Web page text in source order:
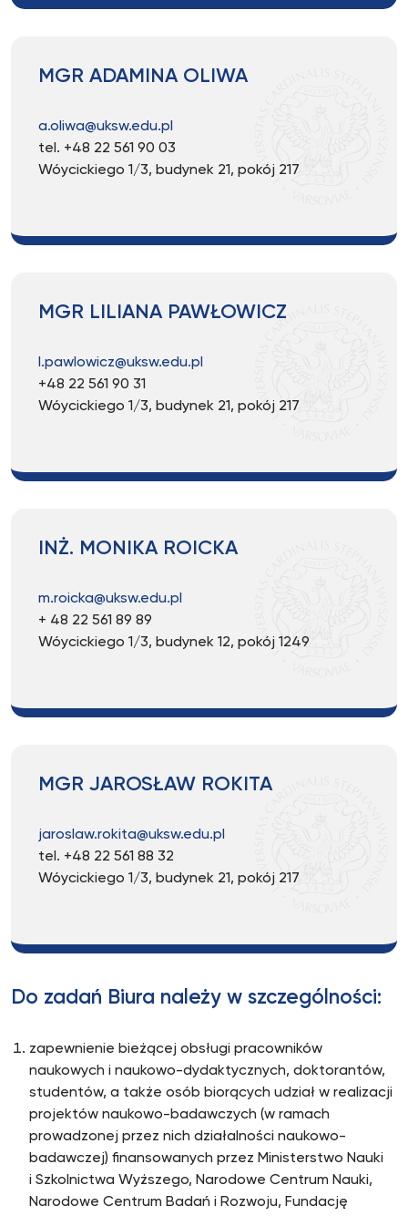
MGR ADAMINA OLIWA
a.oliwa@uksw.edu.pl
tel. +48 22 561 90 03
Wóycickiego 1/3, budynek 21, pokój 217
MGR LILIANA PAWŁOWICZ
l.pawlowicz@uksw.edu.pl
+48 22 561 90 31
Wóycickiego 1/3, budynek 21, pokój 217
INŻ. MONIKA ROICKA
m.roicka@uksw.edu.pl
+ 48 22 561 89 89
Wóycickiego 1/3, budynek 12, pokój 1249
MGR JAROSŁAW ROKITA
jaroslaw.rokita@uksw.edu.pl
tel. +48 22 561 88 32
Wóycickiego 1/3, budynek 21, pokój 217
Do zadań Biura należy w szczególności:
zapewnienie bieżącej obsługi pracowników
naukowych i naukowo-dydaktycznych, doktorantów,
studentów, a także osób biorących udział w realizacji
projektów naukowo-badawczych (w ramach
prowadzonej przez nich działalności naukowo-
badawczej) finansowanych przez Ministerstwo Nauki
i Szkolnictwa Wyższego, Narodowe Centrum Nauki,
Narodowe Centrum Badań i Rozwoju, Fundację